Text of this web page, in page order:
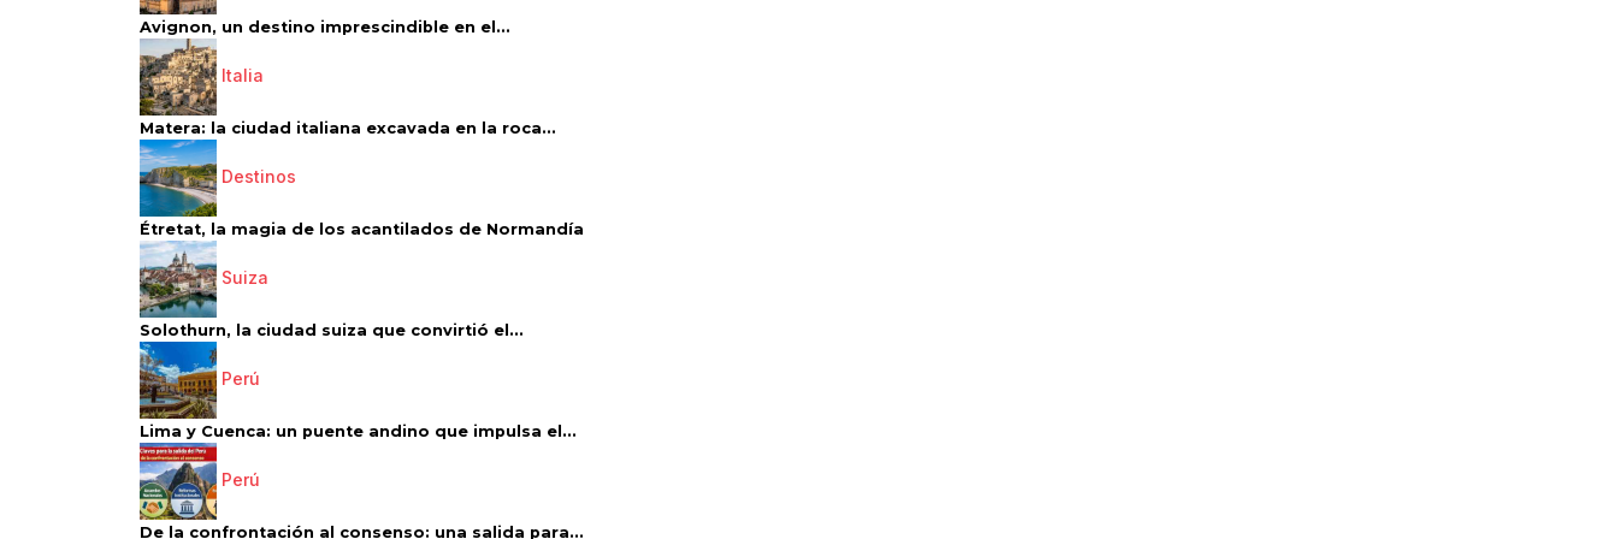
Avignon, un destino imprescindible en el...
Italia
Matera: la ciudad italiana excavada en la roca...
Destinos
Étretat, la magia de los acantilados de Normandía
Suiza
Solothurn, la ciudad suiza que convirtió el...
Perú
Lima y Cuenca: un puente andino que impulsa el...
Perú
De la confrontación al consenso: una salida para...